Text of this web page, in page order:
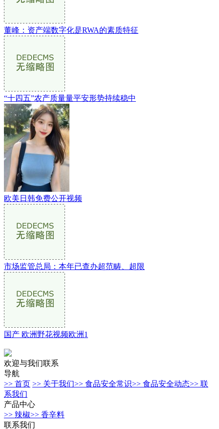
董峰：资产端数字化是RWA的素质特征
“十四五”农产质量量平安形势持续稳中
欧美日韩免费公开视频
市场监管总局：本年已查办超范畴、超限
国产 欧洲野花视频欧洲1
欢迎与我们联系
导航
>> 首页 >> 关于我们>> 食品安全常识>> 食品安全动态>> 联
系我们
产品中心
>> 辣椒>> 香辛料
联系我们